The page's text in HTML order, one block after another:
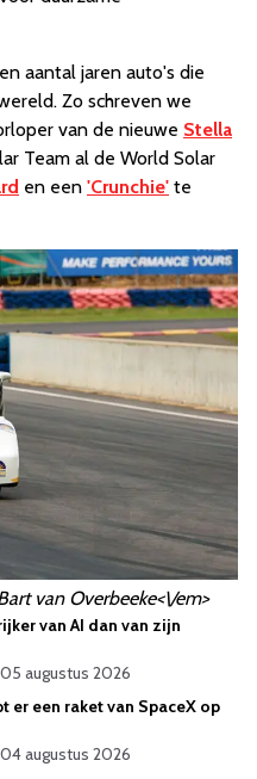
aantal jaren auto's die
Zo schreven we
van de nieuwe Stella
Team al de World Solar
en een 'Crunchie' te
van Overbeeke<\/em>
van AI dan van zijn
05 augustus 2026
er een raket van SpaceX op
04 augustus 2026